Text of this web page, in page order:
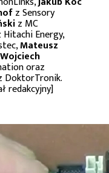
z Sensory
z MC
Hitachi Energy,
Mateusz
Wojciech
oraz
DoktorTronik.
redakcyjny]